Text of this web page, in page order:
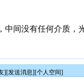
中间没有任何介质
][发送消息][个人空间]